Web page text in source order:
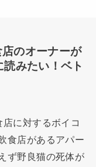
のオーナーが
みたい！ベト
に対するボイコ
食店があるアパー
ず野良猫の死体が